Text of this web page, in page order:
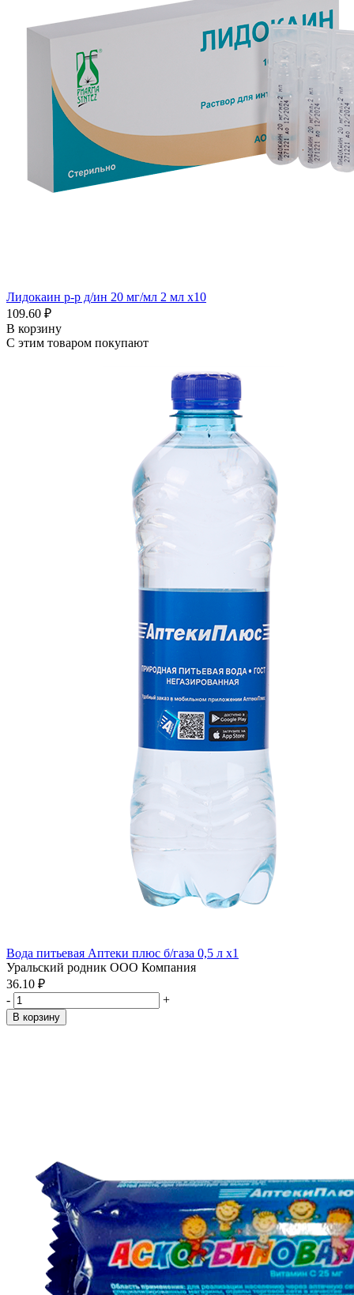
Лидокаин р-р д/ин 20 мг/мл 2 мл x10
109.60 ₽
В корзину
С этим товаром покупают
Вода питьевая Аптеки плюс б/газа 0,5 л x1
Уральский родник ООО Компания
36.10 ₽
-
+
В корзину